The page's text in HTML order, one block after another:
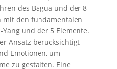
des Bagua und der 8
mit den fundamentalen
Yang und der 5 Elemente.
Ansatz berücksichtigt
Emotionen, um
zu gestalten. Eine